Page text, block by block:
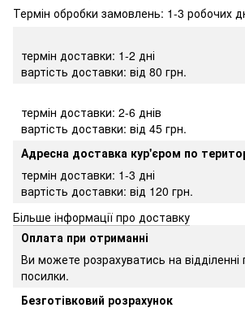
Термін обробки замовлень: 1-3 робочих
термін доставки: 1-2 дні
вартість доставки: від 80 грн.
термін доставки: 2-6 днів
вартість доставки: від 45 грн.
Адресна доставка кур'єром по
термін доставки: 1-3 дні
вартість доставки: від 120 грн.
Більше інформації про доставку
Оплата при отриманні
Ви можете розрахуватись на відділенні
посилки.
Безготівковий розрахунок